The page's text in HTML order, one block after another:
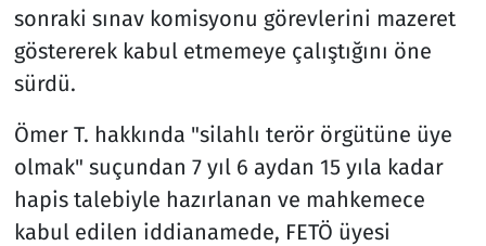
sonraki sınav komisyonu görevlerini mazeret
göstererek kabul etmemeye çalıştığını öne
sürdü.
Ömer T. hakkında "silahlı terör örgütüne üye
olmak" suçundan 7 yıl 6 aydan 15 yıla kadar
hapis talebiyle hazırlanan ve mahkemece
kabul edilen iddianamede, FETÖ üyesi